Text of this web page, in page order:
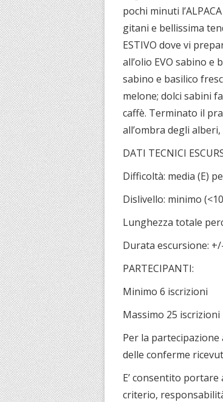
pochi minuti
gitani e bellissima
ESTIVO dove vi
all’olio EVO sabino
sabino e basilico
melone; dolci sabini
caffè. Terminato il
all’ombra degli alberi,
DATI TECNICI
Difficoltà: media (E)
Dislivello: minimo
Lunghezza totale
Durata escursione:
PARTECIPANTI:
Minimo 6 iscrizioni
Massimo 25 iscrizioni
Per la
delle conferme
E’ consentito portare
criterio,